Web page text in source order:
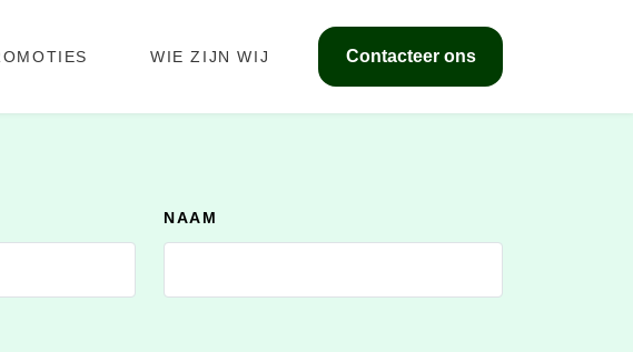
WIE ZIJN WIJ Contacteer ons
NAAM